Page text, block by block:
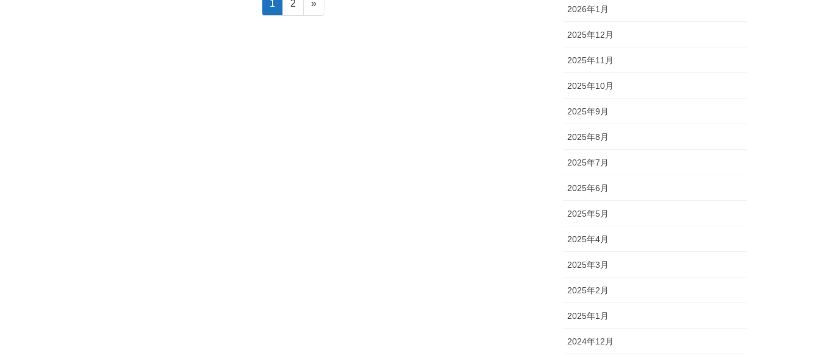
ペ
ー
1
ペ
ー
2 »
2026年1月
2025年12月
2025年11月
2025年10月
2025年9月
2025年8月
2025年7月
2025年6月
2025年5月
2025年4月
2025年3月
2025年2月
2025年1月
2024年12月